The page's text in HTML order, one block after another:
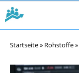
Startseite» Rohstoffe»